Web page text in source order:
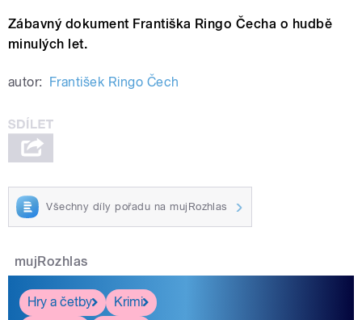
Zábavný dokument Františka Ringo Čecha o hudbě
minulých let.
autor: František Ringo Čech
Všechny díly pořadu na mujRozhlas
mujRozhlas
Hry a četby
Krimi